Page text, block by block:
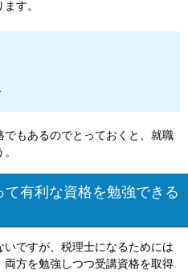
す。
もあるのでとっておくと、就職
有利な資格を勉強できる
ですが、税理士になるためには
方を勉強しつつ受講資格を取得